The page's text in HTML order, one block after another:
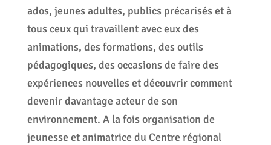
ados, jeunes adultes, publics précarisés et à
tous ceux qui travaillent avec eux des
animations, des formations, des outils
pédagogiques, des occasions de faire des
expériences nouvelles et découvrir comment
devenir davantage acteur de son
environnement. A la fois organisation de
jeunesse et animatrice du Centre régional